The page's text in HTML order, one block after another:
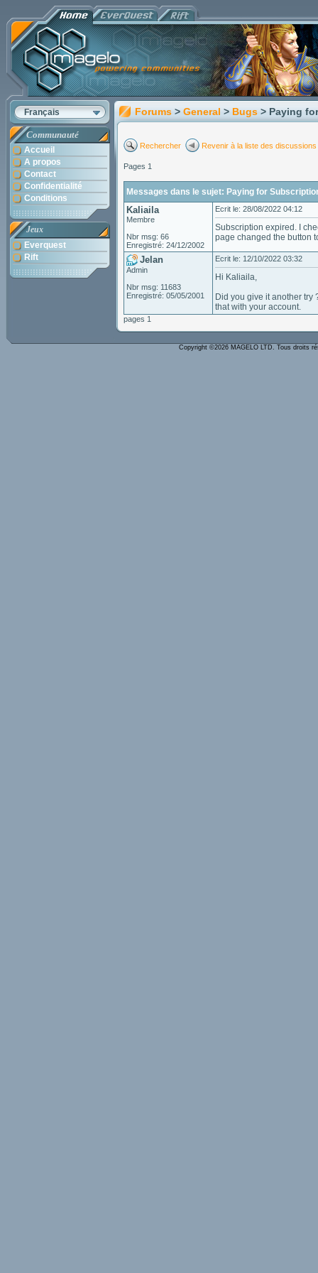
Français
Communauté
Accueil
A propos
Contact
Confidentialité
Conditions
Jeux
Everquest
Rift
Forums > General > Bugs > Paying
Rechercher Revenir à la liste des discussions
Pages 1
Messages dans le sujet: Paying for
Kaliaila
Membre
Nbr msg: 66
Enregistré: 24/12/2002
Ecrit le: 28/08/2022 04:12
Subscription expired. I
page changed the button
Jelan
Admin
Nbr msg: 11683
Enregistré: 05/05/2001
Ecrit le: 12/10/2022 03:32
Hi Kaliaila,
Did you give it another try
that with your account.
pages 1
Copyright ©2026 MAGELO LTD. Tous droits